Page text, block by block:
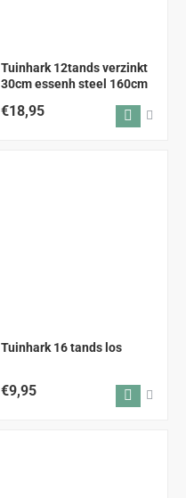
ALLEEN AFHALEN
Tuinhark 12tands verzinkt
30cm essenh steel 160cm
€18,95
Tuinhark 16 tands los
€9,95